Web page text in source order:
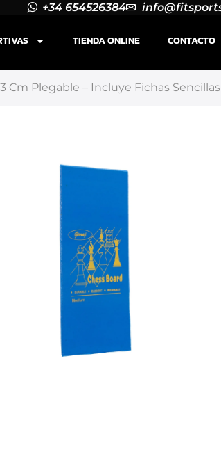
+34 654526384
TIENDA ONLINE CONTACTO
Cm Plegable – Incluye Fichas